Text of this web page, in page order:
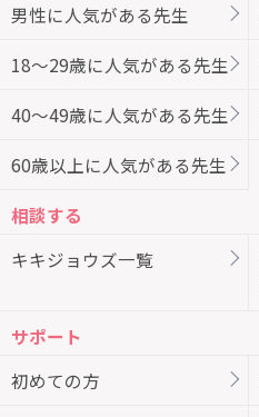
男性に人気がある先生
18～29歳に人気がある先生
40～49歳に人気がある先生
60歳以上に人気がある先生
相談する
キキジョウズ一覧
サポート
初めての方